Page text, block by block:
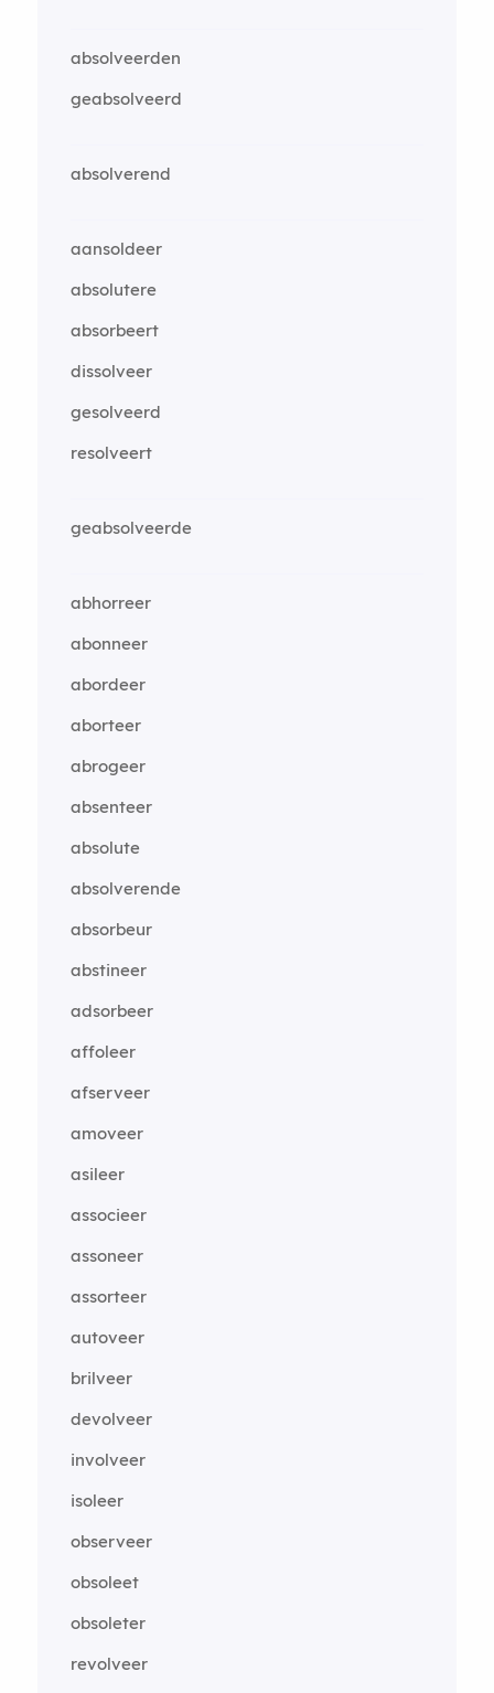
absolveerden
geabsolveerd
absolverend
aansoldeer
absolutere
absorbeert
dissolveer
gesolveerd
resolveert
geabsolveerde
abhorreer
abonneer
abordeer
aborteer
abrogeer
absenteer
absolute
absolverende
absorbeur
abstineer
adsorbeer
affoleer
afserveer
amoveer
asileer
associeer
assoneer
assorteer
autoveer
brilveer
devolveer
involveer
isoleer
observeer
obsoleet
obsoleter
revolveer